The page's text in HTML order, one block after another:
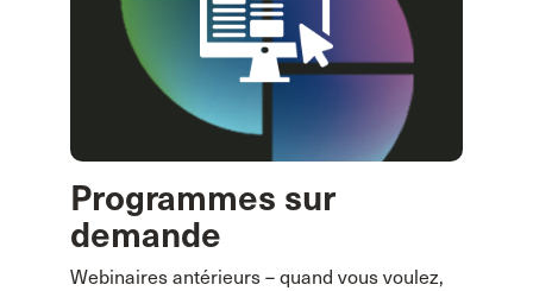
Programmes sur
demande
Webinaires antérieurs – quand vous voulez,